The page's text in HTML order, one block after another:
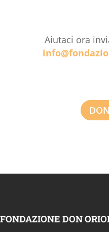
Aiutaci ora
FONDAZIONE DON